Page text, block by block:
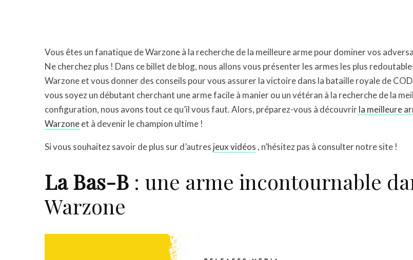
Vous êtes un fanatique de Warzone à la recherche de la meilleure arme pour dominer vos
Ne cherchez plus ! Dans ce billet de blog, nous allons vous présenter les armes les plus
Warzone et vous donner des conseils pour vous assurer la victoire dans la bataille royale de
vous soyez un débutant cherchant une arme facile à manier ou un vétéran à la recherche de la
configuration, nous avons tout ce qu’il vous faut. Alors, préparez-vous à découvrirla meilleure
Warzoneet à devenir le champion ultime !
Si vous souhaitez savoir de plus sur d’autres jeux vidéos , n’hésitez pas à consulter notre site !
La Bas-B : une arme incontournable
Warzone